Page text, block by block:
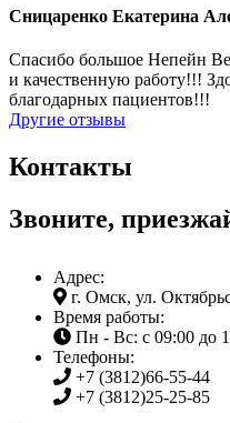
Сницаренко Екатерина
Спасибо большое Непейн
и качественную работу!!!
благодарных пациентов!!!
Другие отзывы
Контакты
Звоните,
Адрес:
г. Омск, ул.
Время работы:
Пн - Вс: с 09:00 до
Телефоны:
+7 (3812)66-55-44
+7 (3812)25-25-85